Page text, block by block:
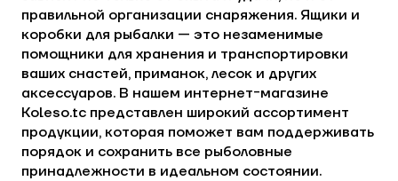
правильной организации снаряжения. Ящики и
коробки для рыбалки — это незаменимые
помощники для хранения и транспортировки
ваших снастей, приманок, лесок и других
аксессуаров. В нашем интернет-магазине
Koleso.tc представлен широкий ассортимент
продукции, которая поможет вам поддерживать
порядок и сохранить все рыболовные
принадлежности в идеальном состоянии.